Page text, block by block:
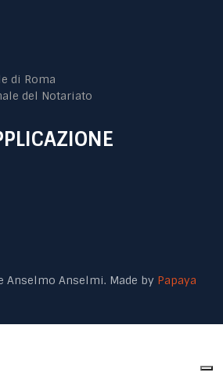
di Roma
del Notariato
Anselmo Anselmi. Made by Papaya